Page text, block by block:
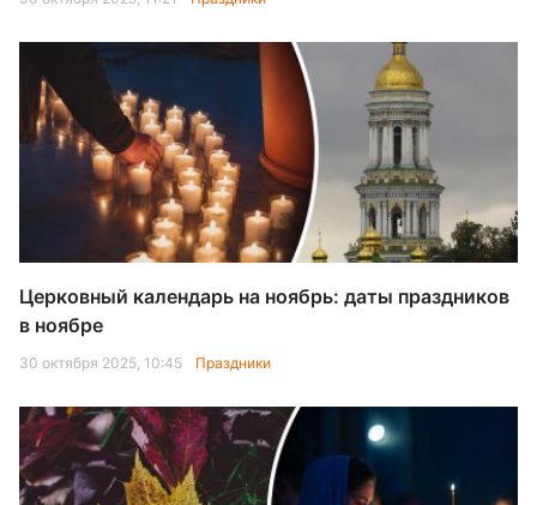
Церковный календарь на ноябрь: даты праздников
в ноябре
30 октября 2025, 10:45 Праздники